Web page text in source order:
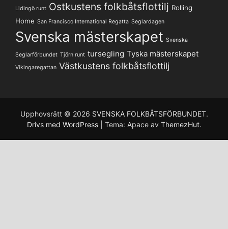
Lidingö runt Ostkustens folkbåtsflottilj Rolling
Home San Francisco International Regatta Seglardagen
Svenska mästerskapet Svenska
Seglarförbundet Tjörn runt tursegling Tyska mästerskapet
Vikingaregattan Västkustens folkbåtsflottilj
Upphovsrätt © 2026 SVENSKA FOLKBÅTSFÖRBUNDET.
Drivs med WordPress
Tema: Apace av ThemezHut.